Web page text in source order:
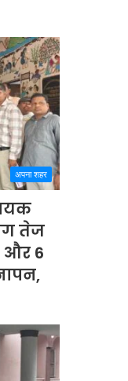
अपना शहर
तेज
और 6